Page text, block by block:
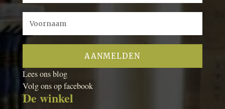
Lees ons blog
Volg ons op facebook
De winkel